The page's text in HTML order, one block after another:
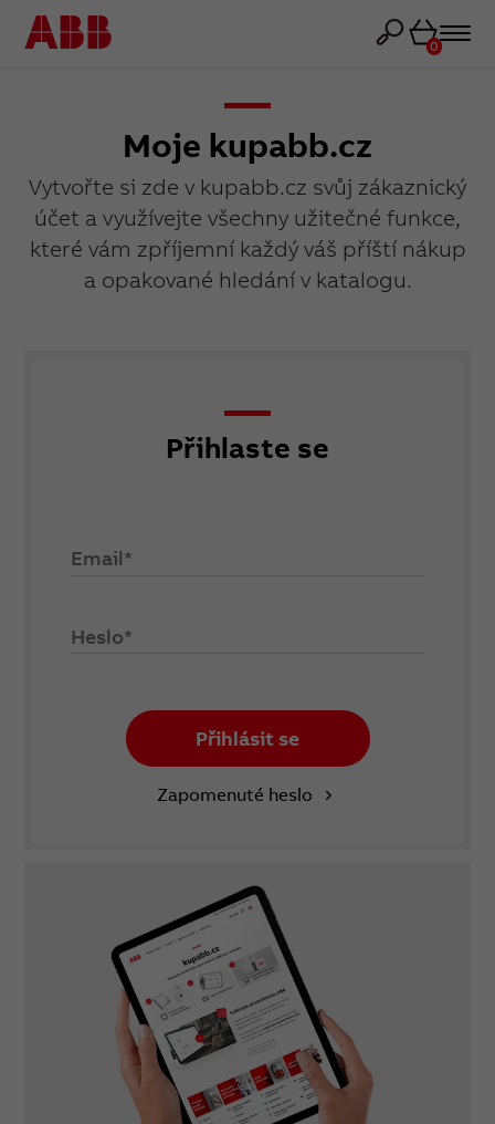
Košík
0
Moje kupabb.cz
Vytvořte si zde v kupabb.cz svůj zákaznický
účet a využívejte všechny užitečné funkce,
které vám zpříjemní každý váš příští nákup
a opakované hledání v katalogu.
Přihlaste se
Email*
Heslo*
Přihlásit se
Zapomenuté heslo